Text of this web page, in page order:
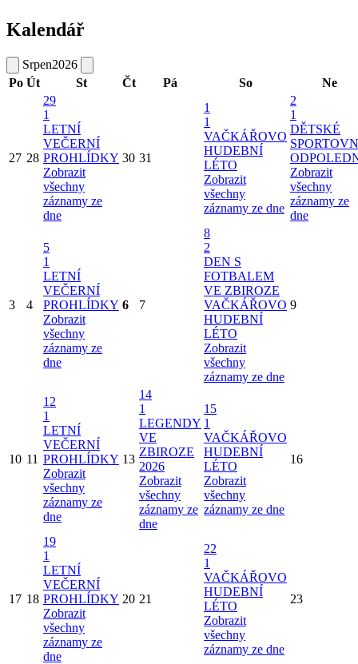
Kalendář
Srpen2026
Po Út St Čt Pá So Ne
27 28
29
1
LETNÍ
VEČERNÍ
PROHLÍDKY
Zobrazit
všechny
záznamy ze
dne
30 31
1
1
VAČKÁŘOVO
HUDEBNÍ
LÉTO
Zobrazit
všechny
záznamy ze dne
2
1
DĚTSKÉ
Zobrazit
všechny
záznamy ze
dne
3 4
5
1
LETNÍ
VEČERNÍ
PROHLÍDKY
Zobrazit
všechny
záznamy ze
dne
6 7
8
2
DEN S
FOTBALEM
VE ZBIROZE
VAČKÁŘOVO
HUDEBNÍ
LÉTO
Zobrazit
všechny
záznamy ze dne
9
10 11
12
1
LETNÍ
VEČERNÍ
PROHLÍDKY
Zobrazit
všechny
záznamy ze
dne
13
14
1
LEGENDY
VE
ZBIROZE
2026
Zobrazit
všechny
záznamy ze
dne
15
1
VAČKÁŘOVO
HUDEBNÍ
LÉTO
Zobrazit
všechny
záznamy ze dne
16
17 18
19
1
LETNÍ
VEČERNÍ
PROHLÍDKY
Zobrazit
všechny
záznamy ze
dne
20 21
22
1
VAČKÁŘOVO
HUDEBNÍ
LÉTO
Zobrazit
všechny
záznamy ze dne
23